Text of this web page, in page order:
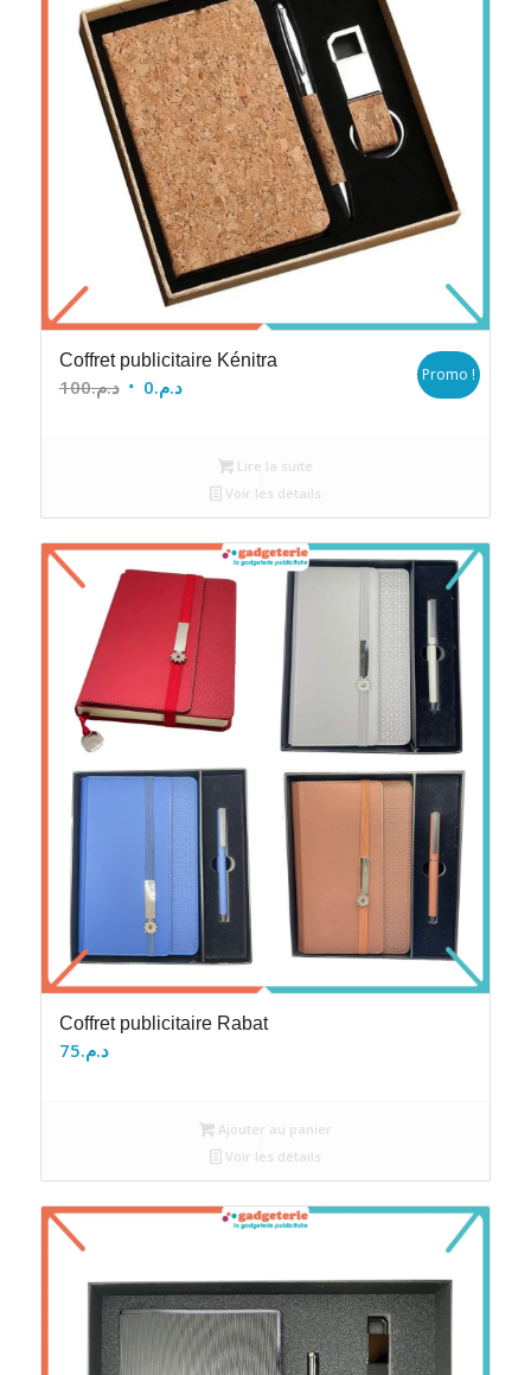
Coffret publicitaire Kénitra
د.م.100
Le
د.م.0
Le
د.م.0.
Promo !
Lire la suite
Voir les détails
Coffret publicitaire Rabat
د.م.75
Ajouter au panier
Voir les détails